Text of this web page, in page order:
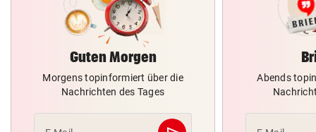
Guten Morgen
Morgens topinformiert über die
Nachrichten des Tages
Abends